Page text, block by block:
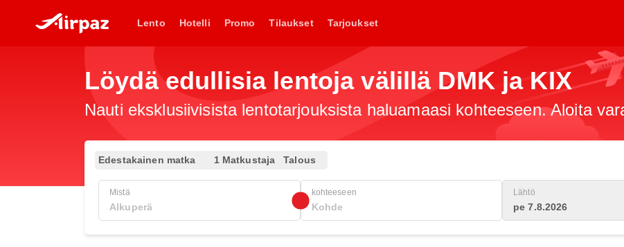
Lento Hotelli Promo Tilaukset Tarjoukset
Löydä edullisia lentoja välillä DMK ja KIX
Nauti eksklusiivisista lentotarjouksista haluamaasi kohteeseen. Aloita
Edestakainen matka 1 Matkustaja Talous
Mistä kohteeseen Lähtö
pe 7.8.2026